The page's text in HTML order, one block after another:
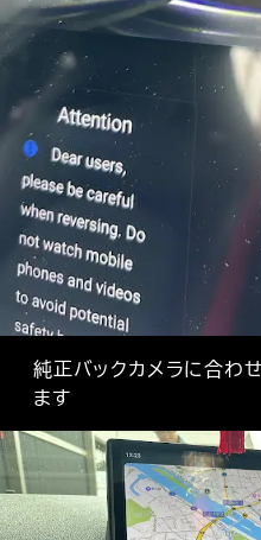
純正バックカメラに合わ
ます